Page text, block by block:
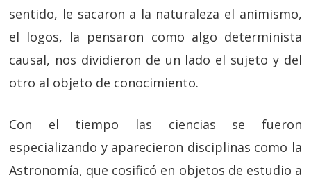
sentido, le sacaron a la naturaleza el animismo,
el logos, la pensaron como algo determinista
causal, nos dividieron de un lado el sujeto y del
otro al objeto de conocimiento.
Con el tiempo las ciencias se fueron
especializando y aparecieron disciplinas como la
Astronomía, que cosificó en objetos de estudio a